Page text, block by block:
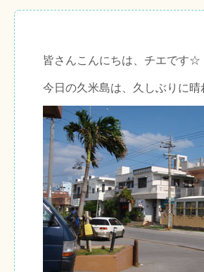
皆さんこんにちは、チエです☆
今日の久米島は、久しぶりに晴